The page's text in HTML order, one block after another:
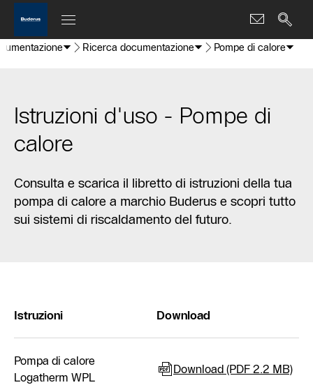
Ricerca documentazione Pompe di calore
Istruzioni d'uso - Pompe di
calore
Consulta e scarica il libretto di istruzioni della tua
pompa di calore a marchio Buderus e scopri tutto
sui sistemi di riscaldamento del futuro.
Istruzioni Download
Pompa di calore
Logatherm WPL
Download (PDF 2.2 MB)